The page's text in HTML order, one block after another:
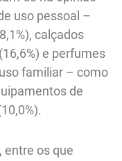
uso pessoal –
calçados
e perfumes
familiar – como
de
entre os que